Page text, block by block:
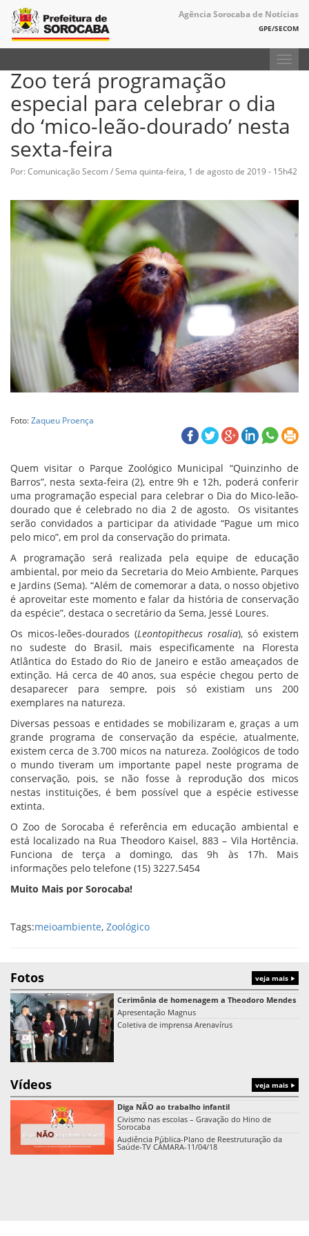
Agência Sorocaba de Notícias
GPE/SECOM
Zoo terá programação
especial para celebrar o dia
do ‘mico-leão-dourado’ nesta
sexta-feira
Por: Comunicação Secom / Sema quinta-feira, 1 de agosto de 2019 - 15h42
Foto:Zaqueu Proença
Quem visitar o Parque Zoológico Municipal “Quinzinho de
Barros”, nesta sexta-feira (2), entre 9h e 12h, poderá conferir
uma programação especial para celebrar o Dia do Mico-leão-
dourado que é celebrado no dia 2 de agosto. Os visitantes
serão convidados a participar da atividade “Pague um mico
pelo mico”, em prol da conservação do primata.
A programação será realizada pela equipe de educação
ambiental, por meio da Secretaria do Meio Ambiente, Parques
e Jardins (Sema). “Além de comemorar a data, o nosso objetivo
é aproveitar este momento e falar da história de conservação
da espécie”, destaca o secretário da Sema, Jessé Loures.
Os micos-leões-dourados (Leontopithecus rosalia), só existem
no sudeste do Brasil, mais especificamente na Floresta
Atlântica do Estado do Rio de Janeiro e estão ameaçados de
extinção. Há cerca de 40 anos, sua espécie chegou perto de
desaparecer para sempre, pois só existiam uns 200
exemplares na natureza.
Diversas pessoas e entidades se mobilizaram e, graças a um
grande programa de conservação da espécie, atualmente,
existem cerca de 3.700 micos na natureza. Zoológicos de todo
o mundo tiveram um importante papel neste programa de
conservação, pois, se não fosse à reprodução dos micos
nestas instituições, é bem possível que a espécie estivesse
extinta.
O Zoo de Sorocaba é referência em educação ambiental e
está localizado na Rua Theodoro Kaisel, 883 – Vila Hortência.
Funciona de terça a domingo, das 9h às 17h. Mais
informações pelo telefone (15) 3227.5454
Muito Mais por Sorocaba!
Tags:meioambiente, Zoológico
Fotos veja mais
Cerimônia de homenagem a Theodoro Mendes
Apresentação Magnus
Coletiva de imprensa Arenavírus
Vídeos veja mais
Diga NÃO ao trabalho infantil
Civismo nas escolas – Gravação do Hino de
Sorocaba
Audiência Pública-Plano de Reestruturação da
Saúde-TV CÂMARA-11/04/18